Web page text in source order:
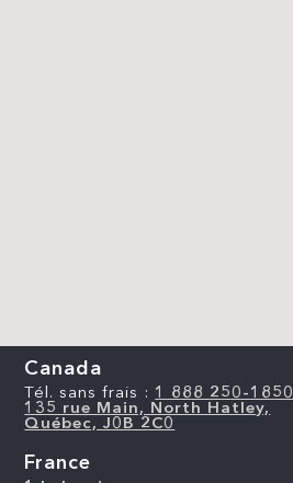
Canada
Tél. sans frais : 1 888 250-1850
135 rue Main, North Hatley,
Québec, J0B 2C0
France